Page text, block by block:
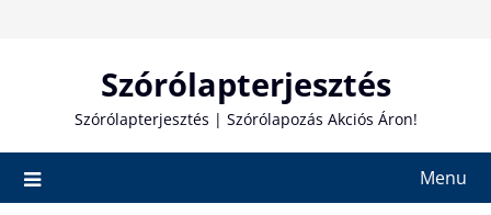
Szórólapterjesztés
Szórólapterjesztés | Szórólapozás Akciós Áron!
Menu